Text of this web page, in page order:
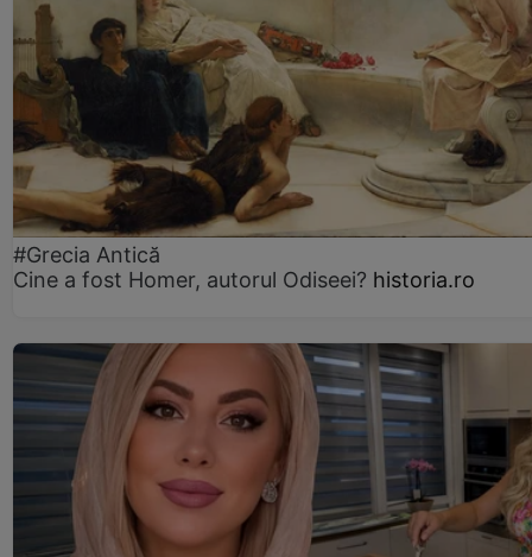
#Grecia Antică
Cine a fost Homer, autorul Odiseei? historia.ro